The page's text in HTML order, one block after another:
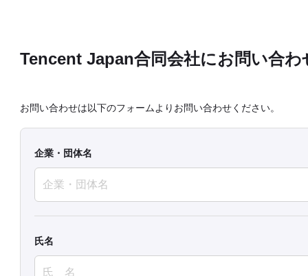
Tencent Japan合同会社にお問い合わ
お問い合わせは以下のフォームよりお問い合わせください。
企業・団体名
氏名